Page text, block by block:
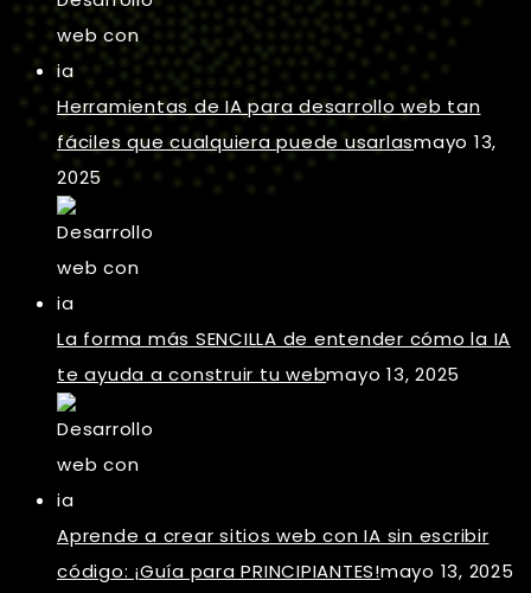
Herramientas de IA para desarrollo web tan
fáciles que cualquiera puede usarlasmayo 13,
2025
La forma más SENCILLA de entender cómo la IA
te ayuda a construir tu webmayo 13, 2025
Aprende a crear sitios web con IA sin escribir
código: ¡Guía para PRINCIPIANTES!mayo 13, 2025